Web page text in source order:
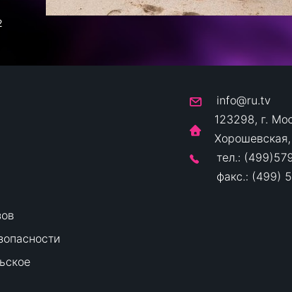
info@ru.tv
123298, г.
Хорошевская,
тел.:
факс.: (499)